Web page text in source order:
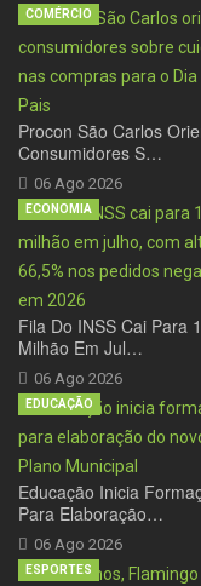
Procon São Carlos
Consumidores S…
06 Ago 2026
COMÉRCIO
Fila Do INSS Cai Para
Milhão Em Jul…
06 Ago 2026
ECONOMIA
Educação Inicia
Para Elaboração…
06 Ago 2026
EDUCAÇÃO
ESPORTES